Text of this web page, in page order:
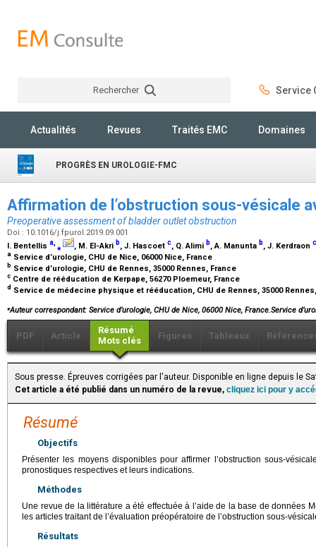
Rechercher Service
Actualités Revues Traités EMC Domaines
PROGRÈS EN UROLOGIE-FMC
Affirmation de l’obstruction sous-vésicale
Preoperative assessment of bladder outlet obstruction
Doi : 10.1016/j.fpurol.2019.09.001
I. Bentellis a,⁎ , M. El-Akri b, J. Hascoet c, Q. Alimi b, A. Manunta b, J. Kerdraon c
a Service d’urologie, CHU de Nice, 06000 Nice, France
b Service d’urologie, CHU de Rennes, 35000 Rennes, France
c Centre de rééducation de Kerpape, 56270 Ploemeur, France
d Service de médecine physique et rééducation, CHU de Rennes, 35000
⁎Auteur correspondant: Service d’urologie, CHU de Nice, 06000 Nice, France.Service
PDF Article
Résumé
Mots clés
Figures Tableaux
Sous presse. Épreuves corrigées par l'auteur. Disponible en ligne depuis le
Cet article a été publié dans un numéro de la revue, cliquez ici pour y
Résumé
Objectifs
Présenter les moyens disponibles pour affirmer l’obstruction sous-
pronostiques respectives et leurs indications.
Méthodes
Une revue de la littérature a été effectuée à l’aide de la base de données
les articles traitant de l’évaluation préopératoire de l’obstruction sous-
Résultats